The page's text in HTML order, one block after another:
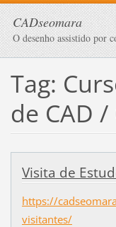
CADseomara
O desenho assistido por
Tag:
de CAD
Visita de
https://
visitantes/